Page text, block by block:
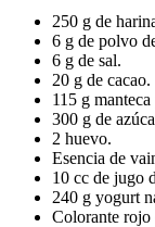
250 g de
6 g de polvo
6 g de sal.
20 g de cacao.
115 g manteca
300 g de
2 huevo.
Esencia de
10 cc de jugo
240 g yogurt
Colorante rojo